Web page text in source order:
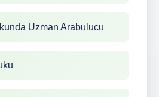
Uzman Arabulucu